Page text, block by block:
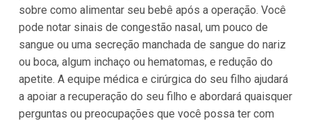
sobre como alimentar seu bebê após a operação. Você
pode notar sinais de congestão nasal, um pouco de
sangue ou uma secreção manchada de sangue do nariz
ou boca, algum inchaço ou hematomas, e redução do
apetite. A equipe médica e cirúrgica do seu filho ajudará
a apoiar a recuperação do seu filho e abordará quaisquer
perguntas ou preocupações que você possa ter com